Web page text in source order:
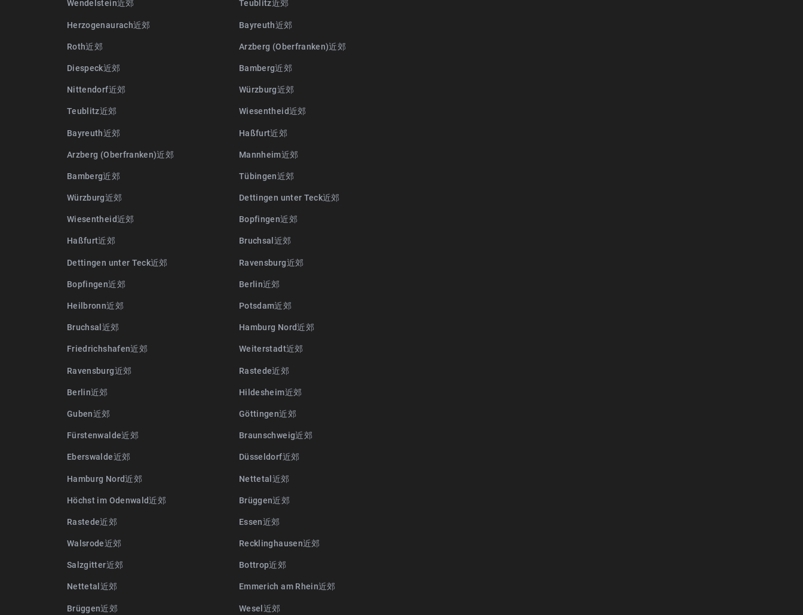
Wendelstein近郊
Herzogenaurach近郊
Roth近郊
Diespeck近郊
Nittendorf近郊
Teublitz近郊
Bayreuth近郊
Arzberg (Oberfranken)近郊
Bamberg近郊
Würzburg近郊
Wiesentheid近郊
Haßfurt近郊
Dettingen unter Teck近郊
Bopfingen近郊
Heilbronn近郊
Bruchsal近郊
Friedrichshafen近郊
Ravensburg近郊
Berlin近郊
Guben近郊
Fürstenwalde近郊
Eberswalde近郊
Hamburg Nord近郊
Höchst im Odenwald近郊
Rastede近郊
Walsrode近郊
Salzgitter近郊
Nettetal近郊
Brüggen近郊
Teublitz近郊
Bayreuth近郊
Arzberg (Oberfranken)近郊
Bamberg近郊
Würzburg近郊
Wiesentheid近郊
Haßfurt近郊
Mannheim近郊
Tübingen近郊
Dettingen unter Teck近郊
Bopfingen近郊
Bruchsal近郊
Ravensburg近郊
Berlin近郊
Potsdam近郊
Hamburg Nord近郊
Weiterstadt近郊
Rastede近郊
Hildesheim近郊
Göttingen近郊
Braunschweig近郊
Düsseldorf近郊
Nettetal近郊
Brüggen近郊
Essen近郊
Recklinghausen近郊
Bottrop近郊
Emmerich am Rhein近郊
Wesel近郊